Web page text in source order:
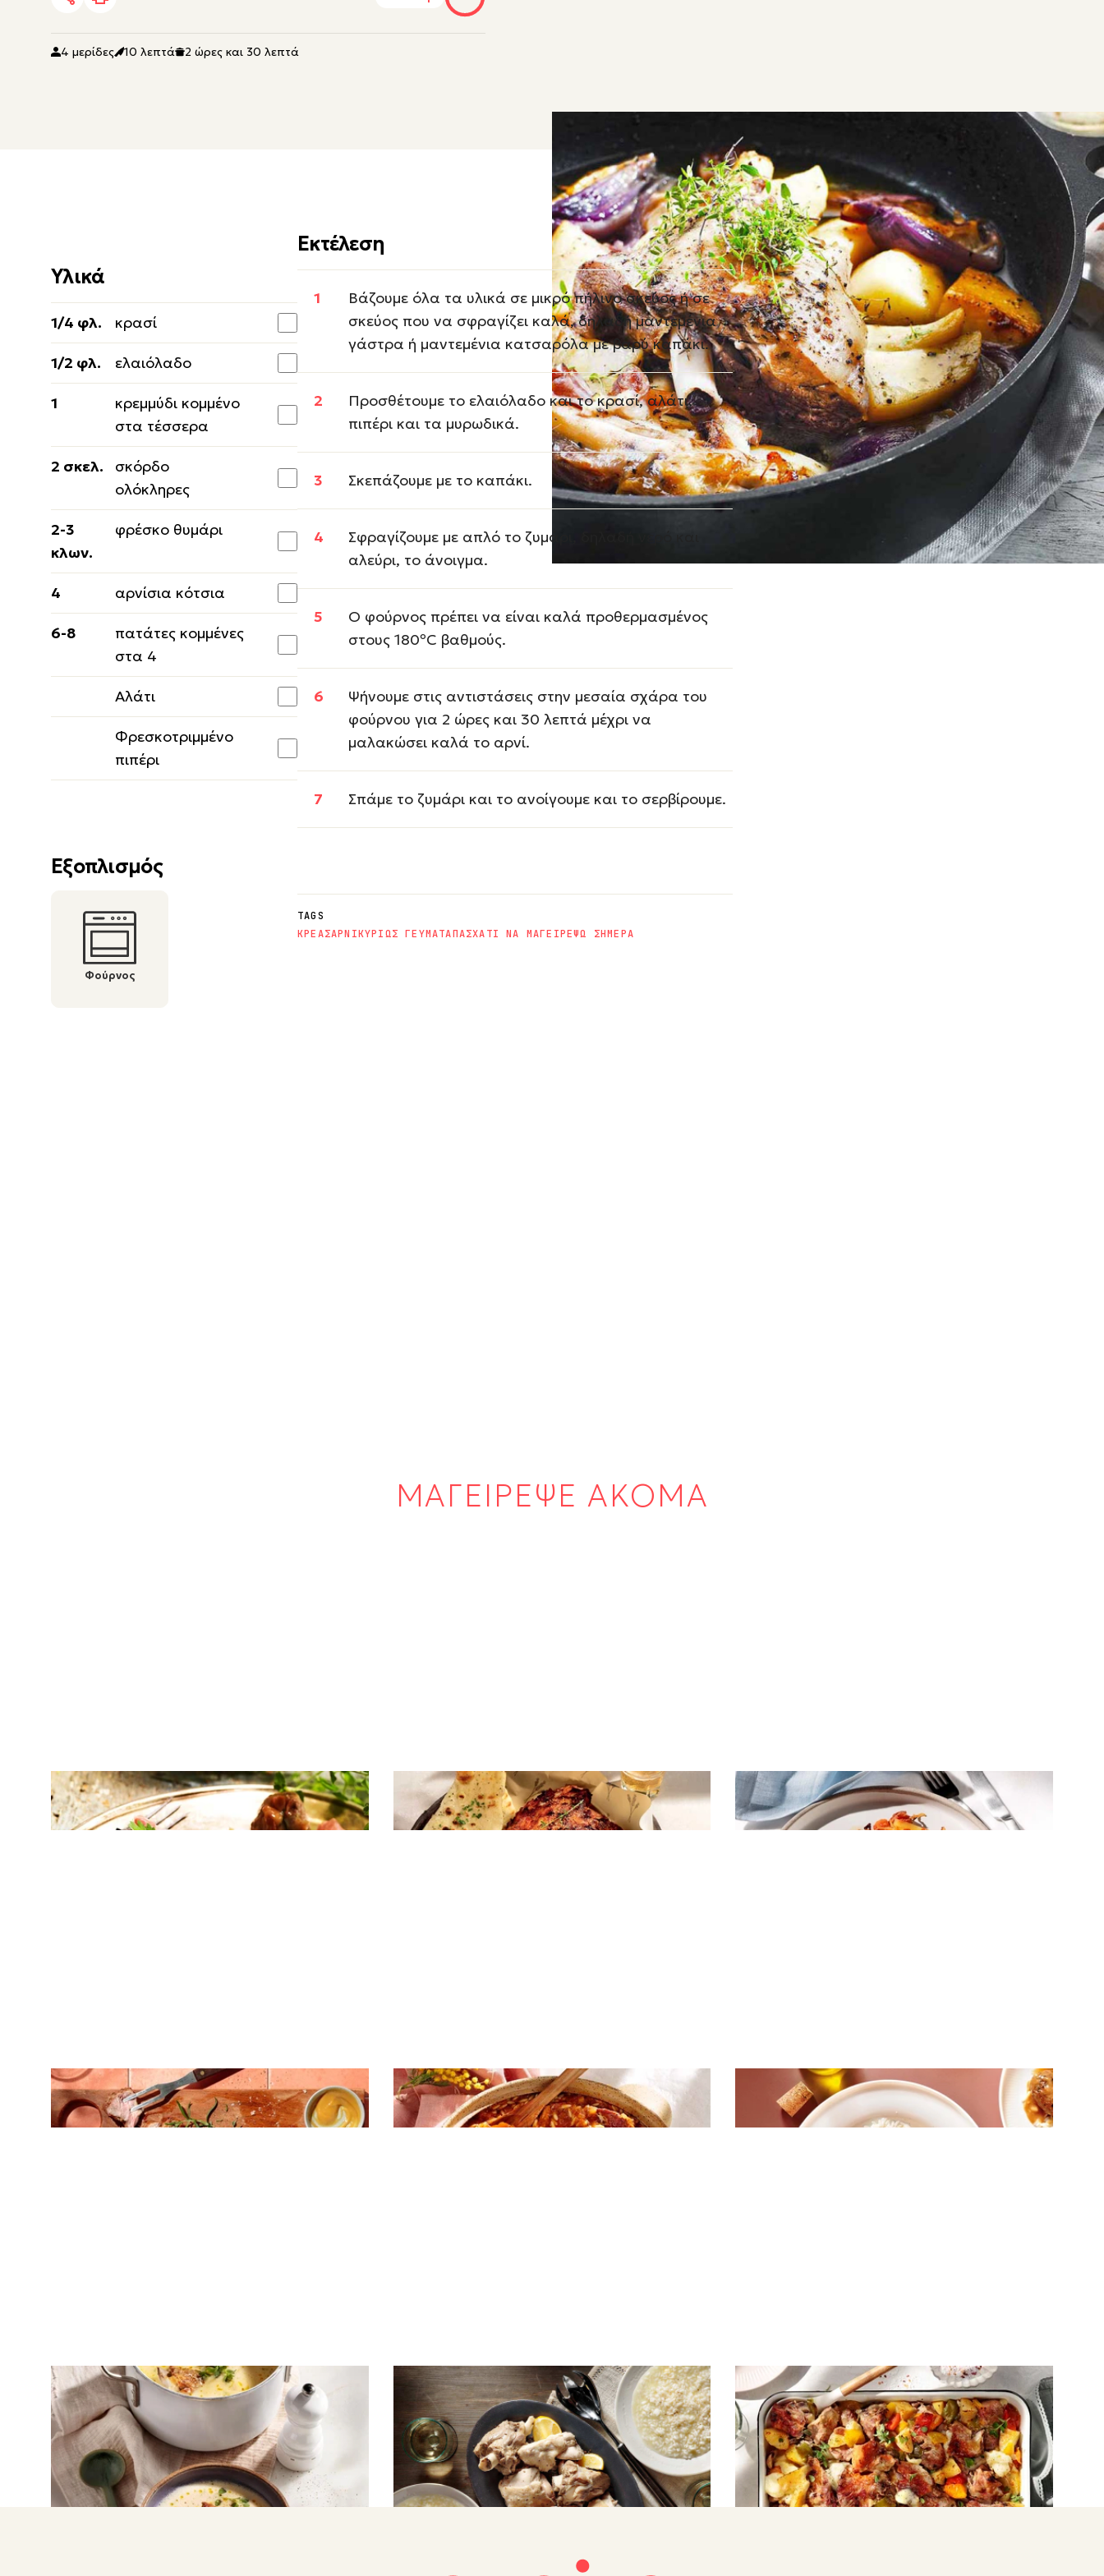
4 μερίδες 10 λεπτά 2 ώρες και 30 λεπτά
Υλικά
1/4 φλ. κρασί
1/2 φλ. ελαιόλαδο
1
κρεμμύδι κομμένο
στα τέσσερα
2 σκελ.
σκόρδο
ολόκληρες
2-3
κλων.
φρέσκο θυμάρι
4 αρνίσια κότσια
6-8
πατάτες κομμένες
στα 4
Αλάτι
Φρεσκοτριμμένο
πιπέρι
Εξοπλισμός
Φούρνος
Εκτέλεση
Βάζουμε όλα τα υλικά σε μικρό πήλινο σκεύος ή σε
σκεύος που να σφραγίζει καλά, δηλαδή μαντεμένια
γάστρα ή μαντεμένια κατσαρόλα με βαρύ καπάκι.
Προσθέτουμε το ελαιόλαδο και το κρασί, αλάτι,
πιπέρι και τα μυρωδικά.
Σκεπάζουμε με το καπάκι.
Σφραγίζουμε με απλό το ζυμάρι, δηλαδή νερό και
αλεύρι, το άνοιγμα.
Ο φούρνος πρέπει να είναι καλά προθερμασμένος
στους 180ºC βαθμούς.
Ψήνουμε στις αντιστάσεις στην μεσαία σχάρα του
φούρνου για 2 ώρες και 30 λεπτά μέχρι να
μαλακώσει καλά το αρνί.
Σπάμε το ζυμάρι και το ανοίγουμε και το σερβίρουμε.
TAGS
ΚΡΕΑΣΑΡΝΙΚΥΡΙΩΣ ΓΕΥΜΑΤΑΠΑΣΧΑΤΙ ΝΑ ΜΑΓΕΙΡΕΨΩ ΣΗΜΕΡΑ
ΜΑΓΕΙΡΕΨΕ ΑΚΟΜΑ
Μοσχαρίσια ρολάκια γεμιστά με
μοτσαρέλα και προσούτο
ΚΡΕΑΣ
Spare ribs που λιώνουν στο στόμα
ΚΡΕΑΣ
Χοιρινά μπριζολάκια λαιμού στο
φούρνο
ΚΡΕΑΣ
Ζουμερό T-Bone στη σχάρα
ΚΡΕΑΣ
Βετούλι γιουβέτσι
ΚΡΕΑΣ
Κεφτέδες με λεμονάτη σάλτσα
μουστάρδας
Κατσικάκι με αρωματική
γιαουρτόσουπα
ΚΡΕΑΣ
Γαμοπίλαφο
ΚΡΕΑΣ
Αρνάκι στο ταψί με λαχανικά και
βότανα
ΛΑΧΑΝΙΚΑ